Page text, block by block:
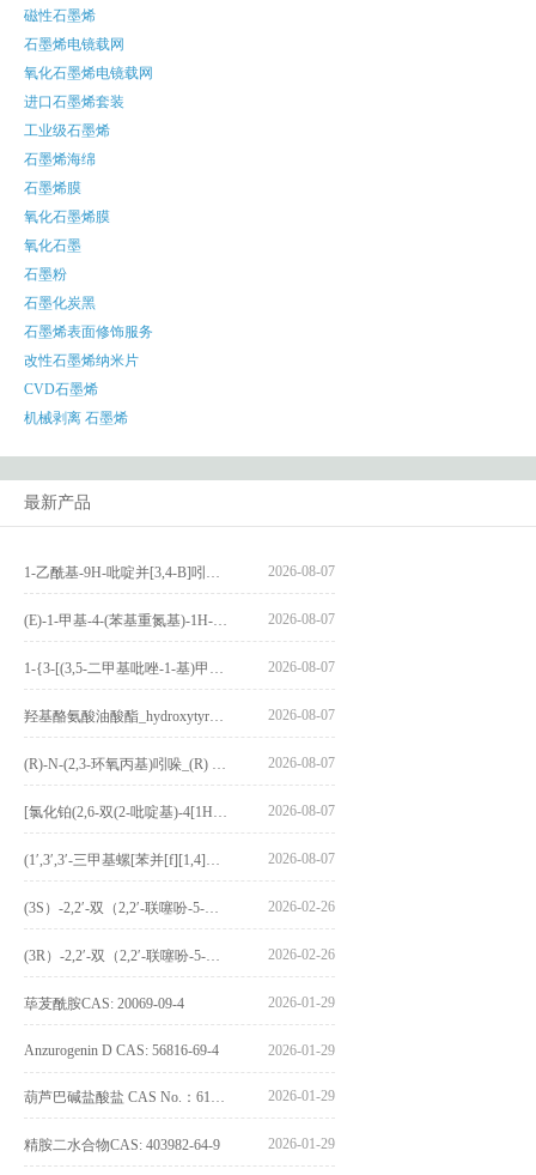
磁性石墨烯
石墨烯电镜载网
氧化石墨烯电镜载网
进口石墨烯套装
工业级石墨烯
石墨烯海绵
石墨烯膜
氧化石墨烯膜
氧化石墨
石墨粉
石墨化炭黑
石墨烯表面修饰服务
改性石墨烯纳米片
CVD石墨烯
机械剥离 石墨烯
最新产品
2026-08-07
2026-08-07
2026-08-07
2026-08-07
2026-08-07
2026-08-07
2026-08-07
2026-02-26
2026-02-26
荜茇酰胺CAS: 20069-09-4 2026-01-29
Anzurogenin D CAS: 56816-69-4 2026-01-29
2026-01-29
精胺二水合物CAS: 403982-64-9 2026-01-29